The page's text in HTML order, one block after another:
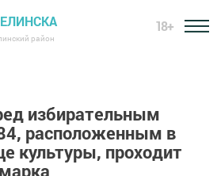
район
18+
избирательным
расположенным в
культуры, проходит